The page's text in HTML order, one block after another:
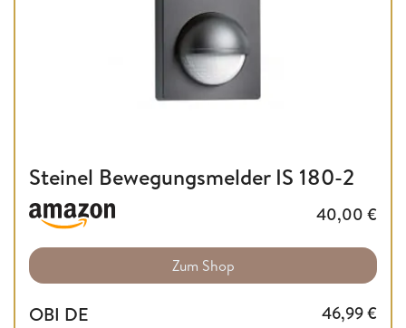
Steinel Bewegungsmelder IS 180-2
40,00 €
Zum Shop
OBI DE 46,99€